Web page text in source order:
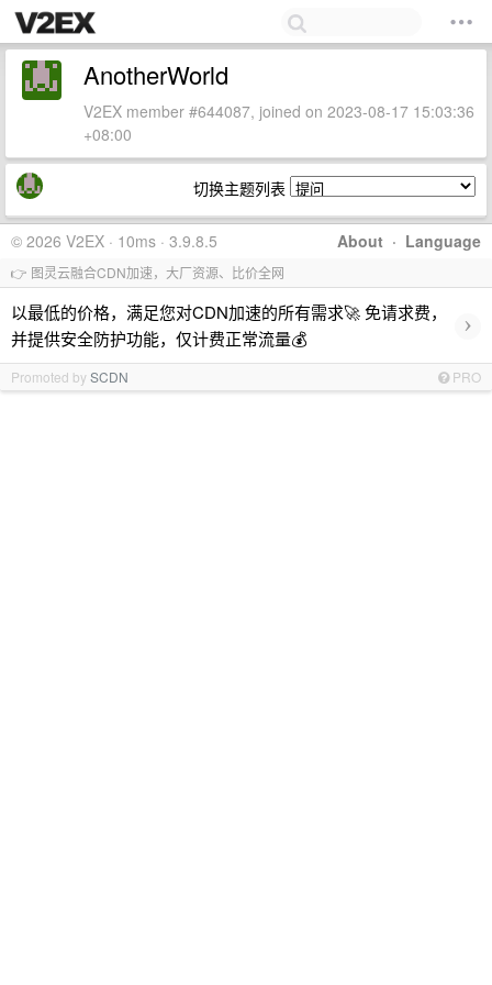
AnotherWorld
V2EX member #644087, joined on 2023-08-17 15:03:36
+08:00
切换主题列表
About · Language
© 2026 V2EX · 10ms · 3.9.8.5
👉 图灵云融合CDN加速，大厂资源、比价全网
以最低的价格，满足您对CDN加速的所有需求🚀 免请求费，
并提供安全防护功能，仅计费正常流量💰
›
Promoted bySCDN PRO